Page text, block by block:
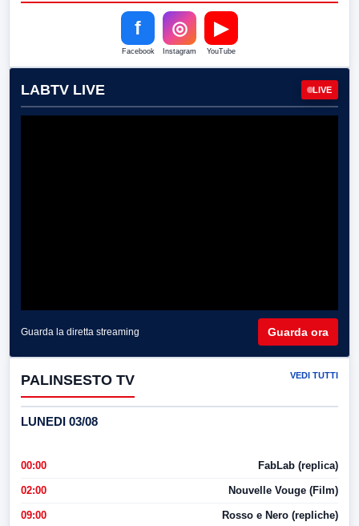
f
Facebook
◎
Instagram
▶
YouTube
LABTV LIVE LIVE
Guarda la diretta streaming Guarda ora
PALINSESTO TV VEDI TUTTI
LUNEDI 03/08
00:00 FabLab (replica)
02:00 Nouvelle Vouge (Film)
09:00 Rosso e Nero (repliche)